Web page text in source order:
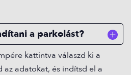
a parkolást?
kattintva válaszd ki a
adatokat, és indítsd el a